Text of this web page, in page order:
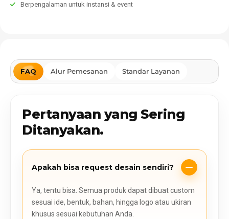
Berpengalaman untuk instansi & event
FAQ Alur Pemesanan Standar Layanan
Pertanyaan yang Sering
Ditanyakan.
Apakah bisa request desain sendiri?
Ya, tentu bisa. Semua produk dapat dibuat custom
sesuai ide, bentuk, bahan, hingga logo atau ukiran
khusus sesuai kebutuhan Anda.